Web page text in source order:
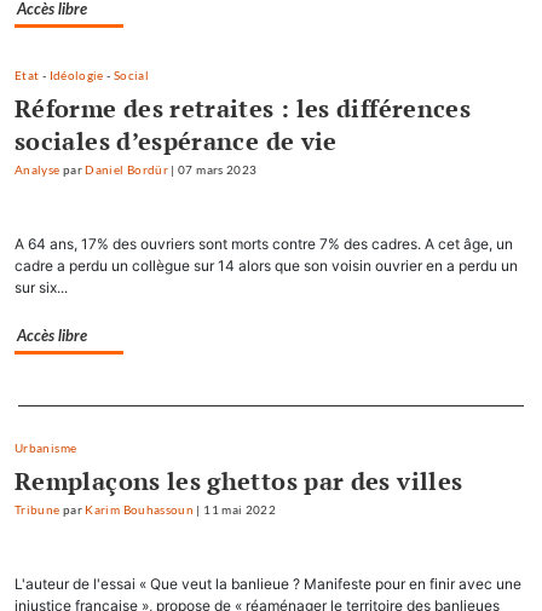
Accès libre
Etat - Idéologie - Social
Réforme des retraites : les différences
sociales d’espérance de vie
Analyse par Daniel Bordür |07 mars 2023
A 64 ans, 17% des ouvriers sont morts contre 7% des cadres. A cet âge, un
cadre a perdu un collègue sur 14 alors que son voisin ouvrier en a perdu un
sur six...
Accès libre
Separateur
Urbanisme
Remplaçons les ghettos par des villes
Tribune par Karim Bouhassoun 11 mai 2022
L'auteur de l'essai « Que veut la banlieue ? Manifeste pour en finir avec une
injustice française », propose de « réaménager le territoire des banlieues